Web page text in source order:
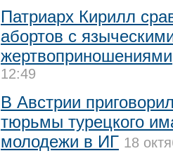
Патриарх Кирилл
абортов с
жертвоприношениями
12:49
В Австрии
тюрьмы турецкого
молодежи в ИГ 18